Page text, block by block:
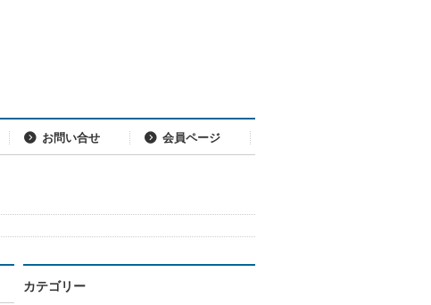
お問い合せ 会員ページ
カテゴリー